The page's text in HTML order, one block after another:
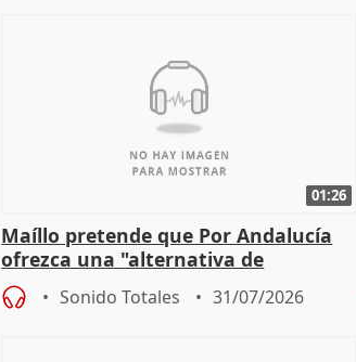
01:26
Maíllo pretende que Por Andalucía
ofrezca una "alternativa de
gobierno" con su labor de oposición
Sonido Totales 31/07/2026